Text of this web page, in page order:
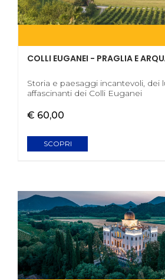
COLLI EUGANEI - PRAGLIA E
Storia e paesaggi incantevoli, dei
affascinanti dei Colli Euganei
€ 60,00
SCOPRI